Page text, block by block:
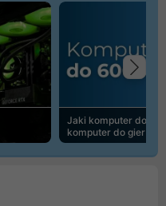
Jaki komputer do
komputer do gier |